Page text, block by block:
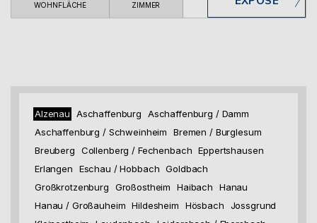
WOHNFLÄCHE
ZIMMER
Alzenau Aschaffenburg
Aschaffenburg / Damm
Aschaffenburg / Schweinheim
Bremen / Burglesum
Breuberg
Collenberg / Fechenbach Eppertshausen
Erlangen
Eschau / Hobbach Goldbach
Großkrotzenburg
Großostheim Haibach
Hanau
Hanau / Großauheim Hildesheim Hösbach
Jossgrund